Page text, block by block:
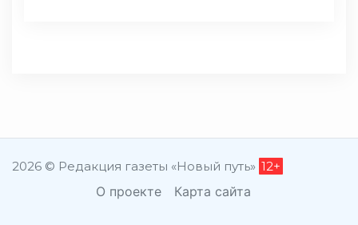
2026 © Редакция газеты «Новый путь» 12+
О проекте Карта сайта